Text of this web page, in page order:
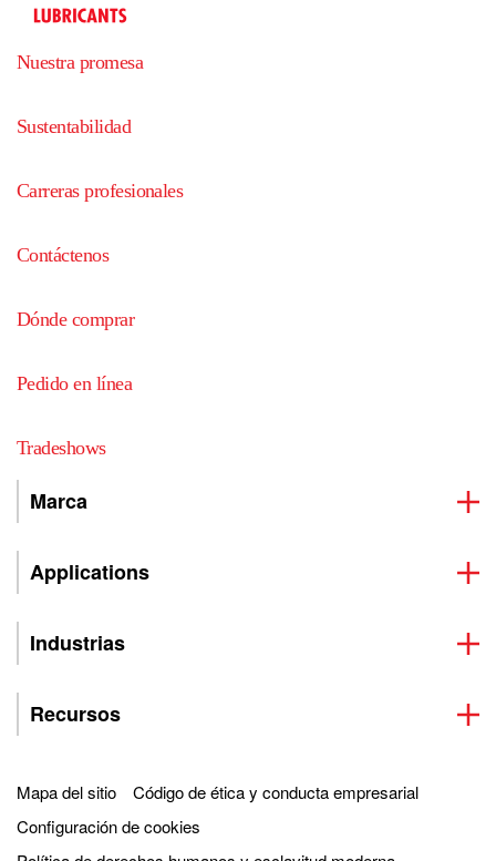
Nuestra promesa
Sustentabilidad
Carreras profesionales
Contáctenos
Dónde comprar
Pedido en línea
Tradeshows
Marca
Applications
Industrias
Recursos
Mapa del sitio
Código de ética y conducta empresarial
Configuración de cookies